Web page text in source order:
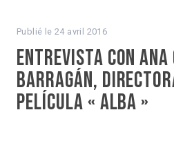
Publié le24 avril 2016
Entrevista con
Barragán,
película « Alba »